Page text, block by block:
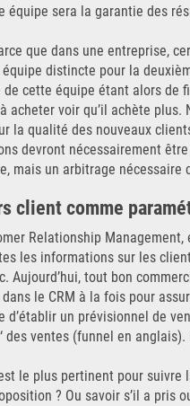
équipe sera la garantie des
que dans une entreprise,
distincte pour la
cette équipe étant alors de
acheter voir qu’il achète
la qualité des nouveaux
devront nécessairement
mais un arbitrage nécessaire
client comme
Relationship
les informations sur les
Aujourd’hui, tout bon
le CRM à la fois pour
d’établir un prévisionnel de
des ventes (funnel en
le plus pertinent pour
? Ou savoir s’il a pris